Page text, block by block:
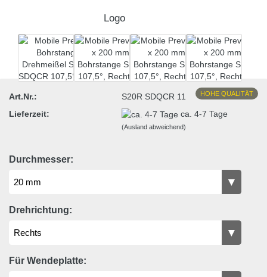
HOHE QUALITÄT
Art.Nr.:
S20R SDQCR 11
Lieferzeit:
ca. 4-7 Tage
(Ausland abweichend)
Durchmesser:
Drehrichtung:
Für Wendeplatte: